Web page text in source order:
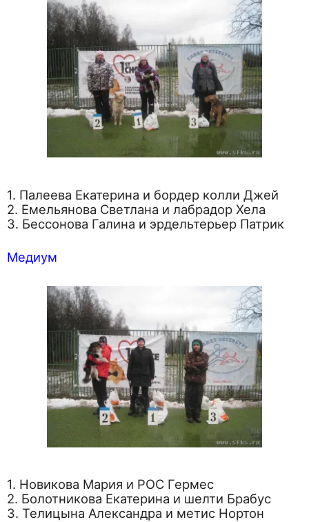
1. Палеева Екатерина и бордер колли Джей
2. Емельянова Светлана и лабрадор Хела
3. Бессонова Галина и эрдельтерьер Патрик
Медиум
1. Новикова Мария и РОС Гермес
2. Болотникова Екатерина и шелти Брабус
3. Телицына Александра и метис Нортон